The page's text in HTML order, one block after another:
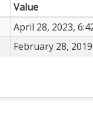
Value
April 28, 2023,
February 28,